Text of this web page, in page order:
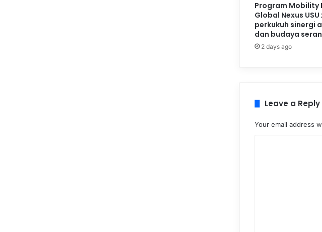
Program Mobility
Global Nexus USU
perkukuh sinergi
dan budaya
2 days ago
Leave a Reply
Your email address